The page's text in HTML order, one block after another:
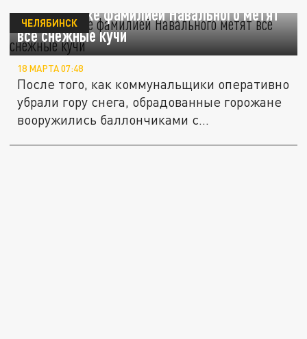
В Челябинске фамилией Навального метят
все снежные кучи
ЧЕЛЯБИНСК
18 МАРТА 07:48
После того, как коммунальщики оперативно
убрали гору снега, обрадованные горожане
вооружились баллончиками с...